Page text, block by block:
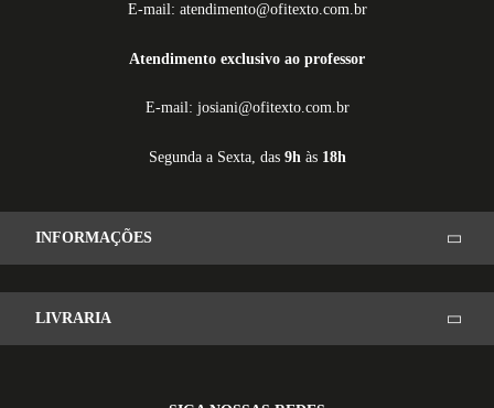
E-mail: atendimento@ofitexto.com.br
Atendimento exclusivo ao professor
E-mail: josiani@ofitexto.com.br
Segunda a Sexta, das 9hàs 18h
INFORMAÇÕES
LIVRARIA